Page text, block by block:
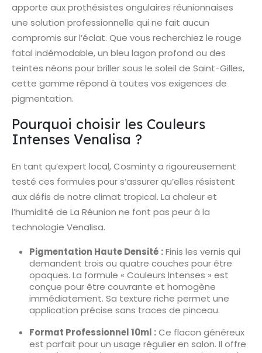
apporte aux prothésistes ongulaires réunionnaises
une solution professionnelle qui ne fait aucun
compromis sur l’éclat. Que vous recherchiez le rouge
fatal indémodable, un bleu lagon profond ou des
teintes néons pour briller sous le soleil de Saint-Gilles,
cette gamme répond à toutes vos exigences de
pigmentation.
Pourquoi choisir les Couleurs
Intenses Venalisa ?
En tant qu’expert local, Cosminty a rigoureusement
testé ces formules pour s’assurer qu’elles résistent
aux défis de notre climat tropical. La chaleur et
l’humidité de La Réunion ne font pas peur à la
technologie Venalisa.
Pigmentation Haute Densité :Finis les vernis qui
demandent trois ou quatre couches pour être
opaques. La formule « Couleurs Intenses » est
conçue pour être couvrante et homogène
immédiatement. Sa texture riche permet une
application précise sans traces de pinceau.
Format Professionnel 10ml :Ce flacon généreux
est parfait pour un usage régulier en salon. Il offre